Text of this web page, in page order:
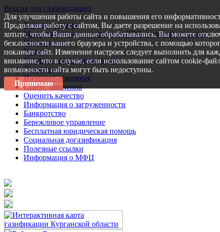
Версия для слабовидящих
Запись на прием
Меры поддержки участникам СВО и членам их семей
Пресс-центр
Услуги
Услуги в электронном виде
Документы
Интернет-приемная
Статус заявления
Оценить качество
Информация о загруженности
Банкротство
Бережливое управление
Бесплатная юридическая помощь
Социальная догазификация
Полезные ссылки
Информация о МФЦ
Для улучшения работы сайта и повышения его
Продолжая работу с сайтом, Вы даете разрешение на
хотите, чтобы Ваши данные обрабатывались, Вы можете
безопасности вашего браузера и устройства, с помощью
покиньте сайт. Изменение настроек следует выполнить для
внимание, что в случае, если использование сайтом cookie-
возможности сайта могут быть недоступны.
Принимаю